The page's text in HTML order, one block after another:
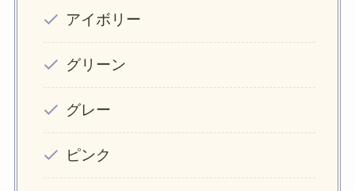
アイボリー
グリーン
グレー
ピンク